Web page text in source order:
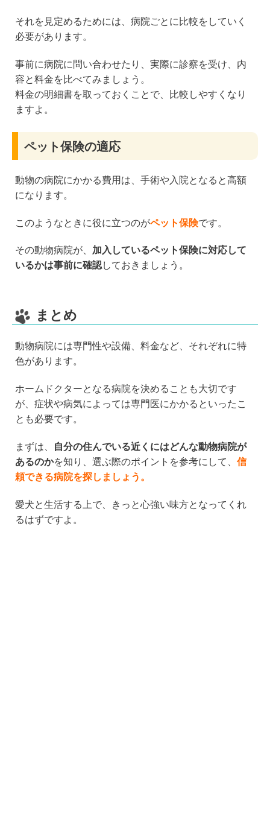
それを見定めるためには、病院ごとに比較をしていく
必要があります。
事前に病院に問い合わせたり、実際に診察を受け、内
容と料金を比べてみましょう。
料金の明細書を取っておくことで、比較しやすくなり
ますよ。
ペット保険の適応
動物の病院にかかる費用は、手術や入院となると高額
になります。
このようなときに役に立つのがペット保険です。
その動物病院が、 加入しているペット保険に対応して
いるかは事前に確認しておきましょう。
まとめ
動物病院には専門性や設備、料金など、それぞれに特
色があります。
ホームドクターとなる病院を決めることも大切です
が、症状や病気によっては専門医にかかるといったこ
とも必要です。
まずは、
自分の住んでいる近くにはどんな動物病院が
あるのかを知り、選ぶ際のポイントを参考にして、 信
頼できる病院を探しましょう。
愛犬と生活する上で、きっと心強い味方となってくれ
るはずですよ。